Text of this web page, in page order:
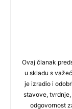
Ovaj članak
u skladu s
je izradio i
stavove,
odgovornost